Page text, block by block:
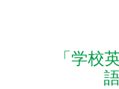
「学校